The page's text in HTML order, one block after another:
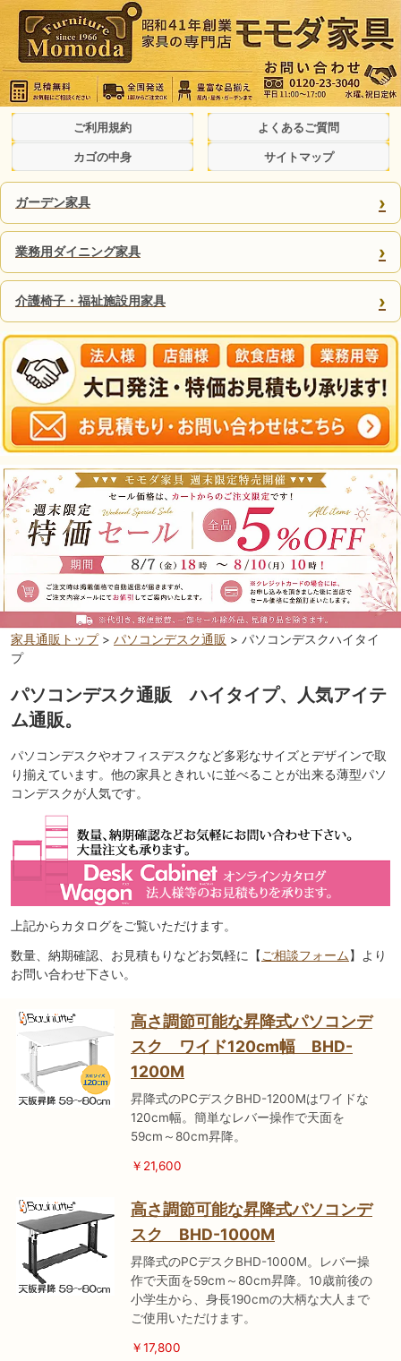
ご利用規約 よくあるご質問
カゴの中身 サイトマップ
ガーデン家具 ›
業務用ダイニング家具 ›
介護椅子・福祉施設用家具 ›
家具通販トップ> パソコンデスク通販 > パソコンデスクハイタイ
プ
パソコンデスク通販 ハイタイプ、人気アイテ
ム通販。
パソコンデスクやオフィスデスクなど多彩なサイズとデザインで取
り揃えています。他の家具ときれいに並べることが出来る薄型パソ
コンデスクが人気です。
上記からカタログをご覧いただけます。
数量、納期確認、お見積もりなどお気軽に【ご相談フォーム】より
お問い合わせ下さい。
高さ調節可能な昇降式パソコンデ
スク ワイド120cm幅 BHD-
1200M
昇降式のPCデスクBHD-1200Mはワイドな
120cm幅。簡単なレバー操作で天面を
59cm～80cm昇降。
￥21,600
高さ調節可能な昇降式パソコンデ
スク BHD-1000M
昇降式のPCデスクBHD-1000M。レバー操
作で天面を59cm～80cm昇降。10歳前後の
小学生から、身長190cmの大柄な大人まで
ご使用いただけます。
￥17,800